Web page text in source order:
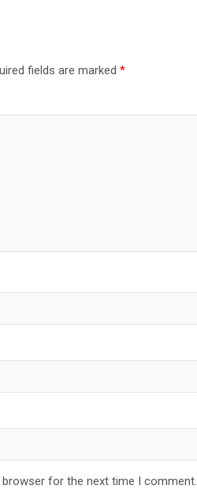
fields are marked *
for the next time I comment.